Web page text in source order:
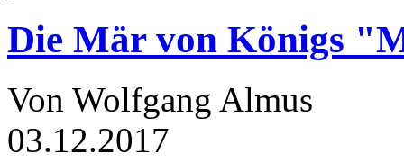
Die Mär von Königs
Von Wolfgang Almus
03.12.2017